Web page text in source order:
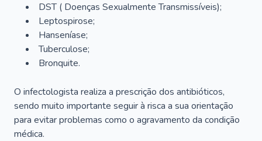
DST ( Doenças Sexualmente Transmissíveis);
Leptospirose;
Hanseníase;
Tuberculose;
Bronquite.
O infectologista realiza a prescrição dos antibióticos,
sendo muito importante seguir à risca a sua orientação
para evitar problemas como o agravamento da condição
médica.